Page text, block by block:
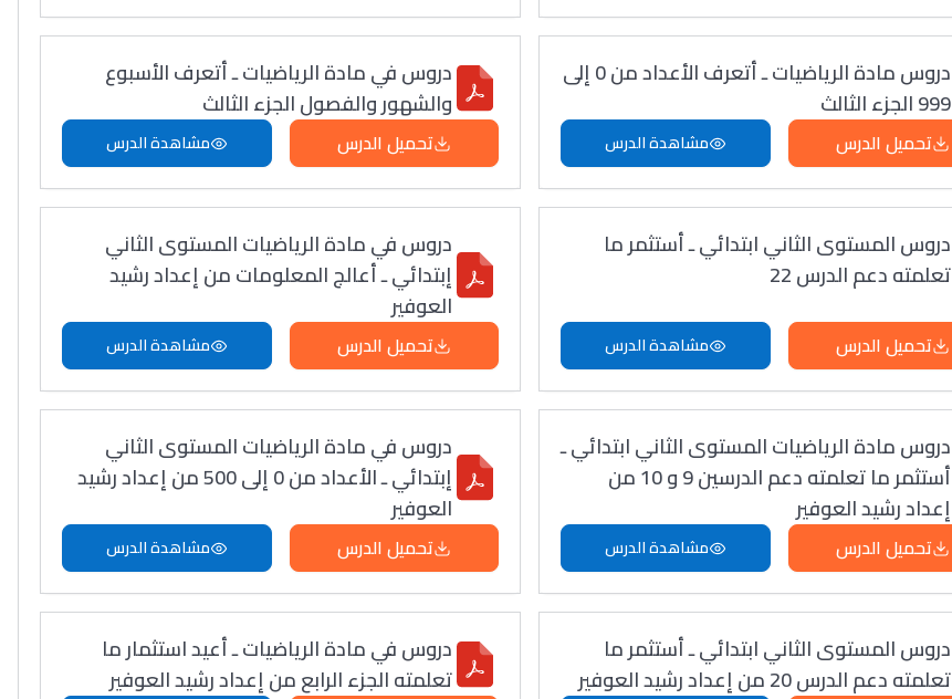
دروس مادة الرياضيات ـ أتعرف الأعداد من 0 إلى
999 الجزء الثالث
تحميل الدرس مشاهدة الدرس
دروس في مادة الرياضيات ـ أتعرف الأسبوع
والشهور والفصول الجزء الثالث
تحميل الدرس مشاهدة الدرس
دروس المستوى الثاني ابتدائي ـ أستثمر ما
تعلمته دعم الدرس 22
تحميل الدرس مشاهدة الدرس
دروس في مادة الرياضيات المستوى الثاني
إبتدائي ـ أعالج المعلومات من إعداد رشيد
العوفير
تحميل الدرس مشاهدة الدرس
دروس مادة الرياضيات المستوى الثاني ابتدائي ـ
أستثمر ما تعلمته دعم الدرسين 9 و 10 من
إعداد رشيد العوفير
تحميل الدرس مشاهدة الدرس
دروس في مادة الرياضيات المستوى الثاني
إبتدائي ـ الأعداد من 0 إلى 500 من إعداد رشيد
العوفير
تحميل الدرس مشاهدة الدرس
دروس المستوى الثاني ابتدائي ـ أستثمر ما
تعلمته دعم الدرس 20 من إعداد رشيد العوفير
دروس في مادة الرياضيات ـ أعيد استثمار ما
تعلمته الجزء الرابع من إعداد رشيد العوفير